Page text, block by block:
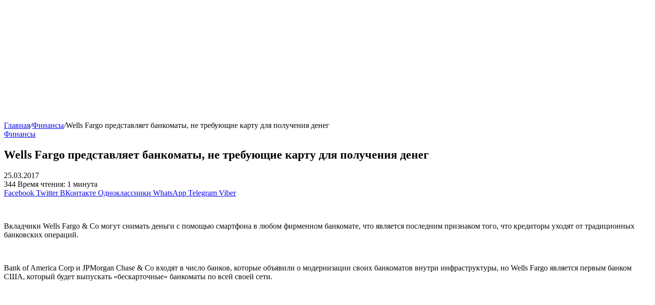
Главная/Финансы/Wells Fargo представляет банкоматы, не требующие карту для получения денег
Финансы
Wells Fargo представляет банкоматы, не требующие карту для получения денег
25.03.2017
344 Время чтения: 1 минута
Facebook Twitter ВКонтакте Одноклассники WhatsApp Telegram Viber
Вкладчики Wells Fargo & Co могут снимать деньги с помощью смартфона в любом фирменном банкомате, что является последним признаком того, что кредиторы уходят от традиционных
банковских операций.
Bank of America Corp и JPMorgan Chase & Co входят в число банков, которые объявили о модернизации своих банкоматов внутри инфраструктуры, но Wells Fargo является первым банком
США, который будет выпускать «бескарточные» банкоматы по всей своей сети.